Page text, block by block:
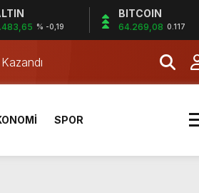
% -0,19
BITCOIN
64.269,08 0.117
SPOR